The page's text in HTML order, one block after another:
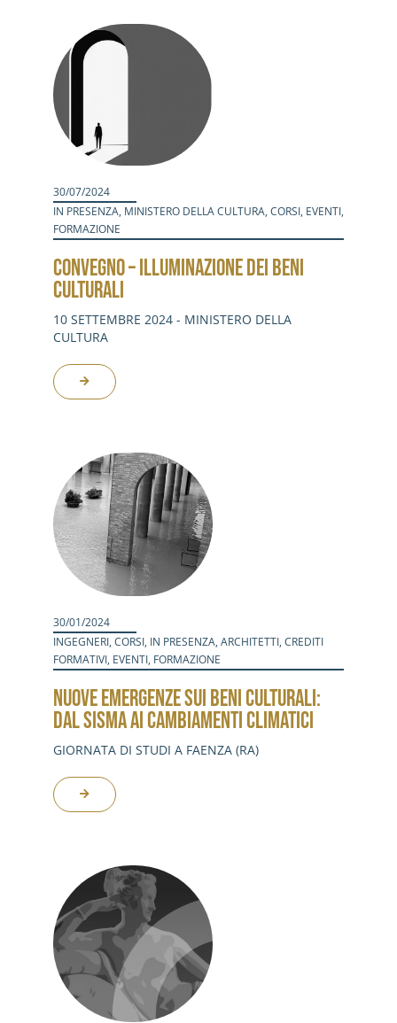
Contatti
Login
30/07/2024
IN PRESENZA, MINISTERO DELLA CULTURA, CORSI, EVENTI,
FORMAZIONE
CONVEGNO – ILLUMINAZIONE DEI BENI
CULTURALI
10 SETTEMBRE 2024 - MINISTERO DELLA
CULTURA
30/01/2024
INGEGNERI, CORSI, IN PRESENZA, ARCHITETTI, CREDITI
FORMATIVI, EVENTI, FORMAZIONE
NUOVE EMERGENZE SUI BENI CULTURALI:
DAL SISMA AI CAMBIAMENTI CLIMATICI
GIORNATA DI STUDI A FAENZA (RA)